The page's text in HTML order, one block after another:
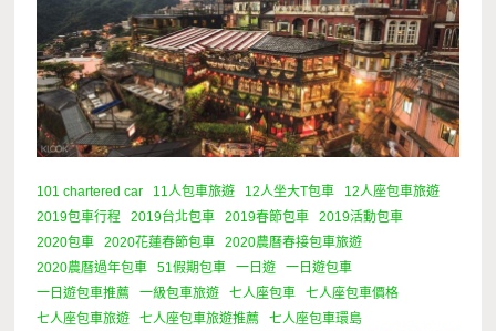
101 chartered car 11人包車旅遊 12人坐大T包車
12人座包車旅遊
2019包車行程
2019台北包車 2019春節包車
2019活動包車
2020包車
2020花蓮春節包車
2020農曆春接包車旅遊
2020農曆過年包車
51假期包車 一日遊
一日遊包車
一日遊包車推薦
一級包車旅遊 七人座包車
七人座包車價格
七人座包車旅遊
七人座包車旅遊推薦
七人座包車環島